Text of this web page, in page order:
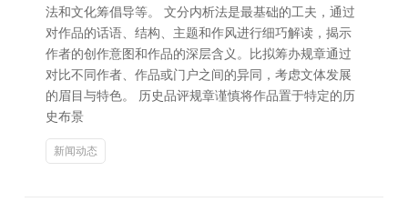
法和文化筹倡导等。 文分内析法是最基础的工夫，通过
对作品的话语、结构、主题和作风进行细巧解读，揭示
作者的创作意图和作品的深层含义。比拟筹办规章通过
对比不同作者、作品或门户之间的异同，考虑文体发展
的眉目与特色。 历史品评规章谨慎将作品置于特定的历
史布景
新闻动态